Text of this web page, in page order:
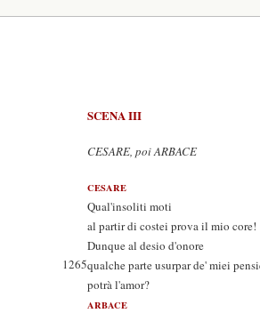
SCENA III
CESARE, poi ARBACE
CESARE
Qual'insoliti moti
al partir di costei prova il mio core!
Dunque al desio d'onore
1265qualche parte usurpar de' miei
potrà l'amor?
ARBACE